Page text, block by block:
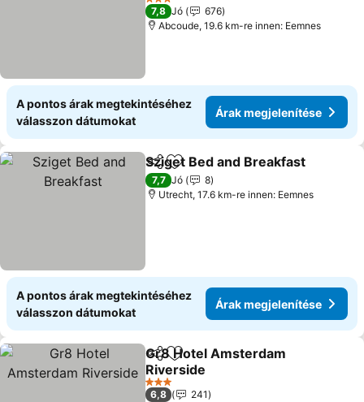
3 Kategória
7,8 Jó
676
Abcoude, 19.6 km-re innen: Eemnes
A pontos árak megtekintéséhez
válasszon dátumokat
Árak megjelenítése
Megosztás
Hozzáadás a kedvencekhez
Sziget Bed and Breakfast
7,7 Jó
8
Utrecht, 17.6 km-re innen: Eemnes
A pontos árak megtekintéséhez
válasszon dátumokat
Árak megjelenítése
Megosztás
Hozzáadás a kedvencekhez
Gr8 Hotel Amsterdam
Riverside
3 Kategória
6,8
241